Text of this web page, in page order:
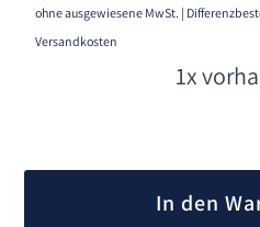
ohne ausgewiesene MwSt. |
Versandkosten
1x
In den